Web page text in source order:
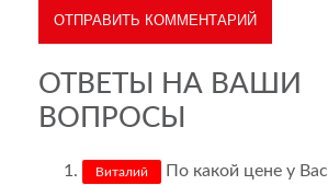
ОТВЕТЫ НА ВАШИ
ВОПРОСЫ
Виталий
По какой цене у Вас